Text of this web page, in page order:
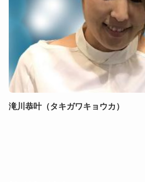
滝川恭叶（タキガワキョウカ）